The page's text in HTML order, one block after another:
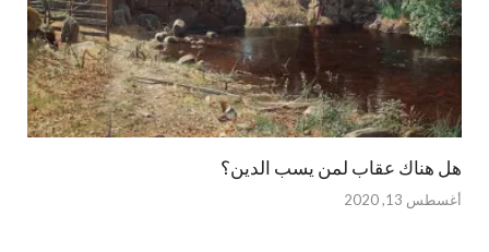
هل هناك عقاب لمن يسب الدين؟
أغسطس 13, 2020